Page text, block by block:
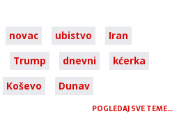
novac ubistvo
Iran
Trump dnevni
kćerka
Koševo Dunav
POGLEDAJ SVE TEME…